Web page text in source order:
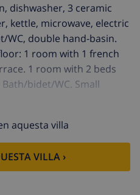
dishwasher, 3 ceramic
kettle, microwave, electric
WC, double hand-basin.
1 room with 1 french
1 room with 2 beds
bidet/WC. Small
machine, iron,
hair dryer. Internet
at the house. Maximum 1
// Reg. Nr.:
aquesta villa
VILLA ›